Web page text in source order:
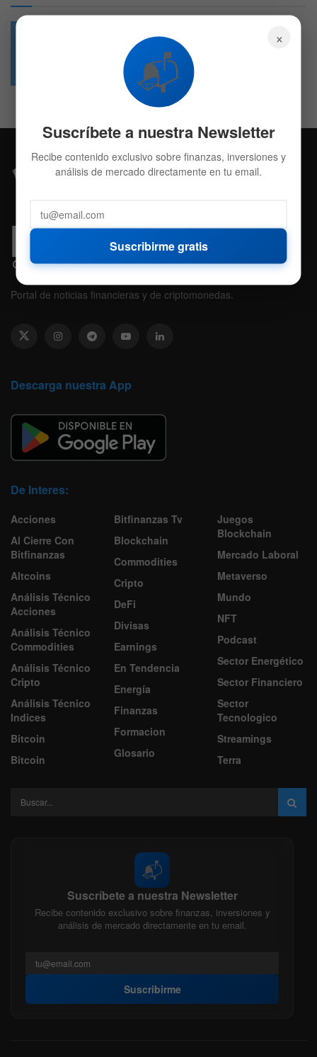
4.7k
Followers
Portal de noticias financieras y de criptomonedas.
Descarga nuestra App
De Interes:
Acciones
Al Cierre Con
Bitfinanzas
Altcoins
Análisis Técnico
Acciones
Análisis Técnico
Commodities
Análisis Técnico
Cripto
Análisis Técnico
Indices
Bitcoin
Bitcoin
Bitfinanzas Tv
Blockchain
Commodities
Cripto
DeFi
Divisas
Earnings
En Tendencia
Energía
Finanzas
Formacion
Glosario
Juegos
Blockchain
Mercado Laboral
Metaverso
Mundo
NFT
Podcast
Sector Energético
Sector Financiero
Sector
Tecnologico
Streamings
Terra
📬
Suscríbete a nuestra Newsletter
Recibe contenido exclusivo sobre finanzas, inversiones y
análisis de mercado directamente en tu email.
Suscribirme
×
📬
Suscríbete a nuestra Newsletter
Recibe contenido exclusivo sobre finanzas, inversiones y
análisis de mercado directamente en tu email.
Suscribirme gratis